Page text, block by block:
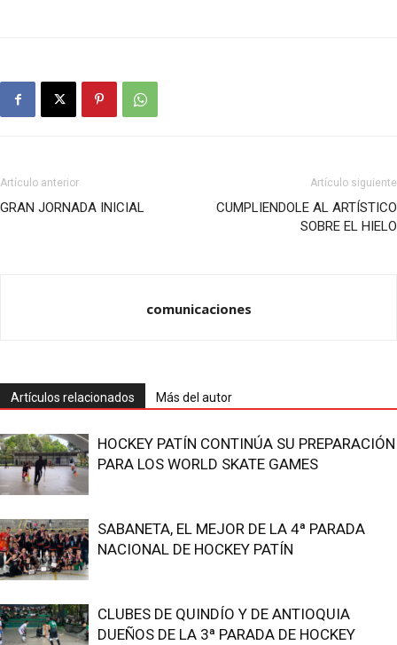
Artículo anterior
GRAN JORNADA INICIAL
Artículo siguiente
CUMPLIENDOLE AL ARTÍSTICO
SOBRE EL HIELO
comunicaciones
Artículos relacionados Más del autor
HOCKEY PATÍN CONTINÚA SU PREPARACIÓN
PARA LOS WORLD SKATE GAMES
SABANETA, EL MEJOR DE LA 4ª PARADA
NACIONAL DE HOCKEY PATÍN
CLUBES DE QUINDÍO Y DE ANTIOQUIA
DUEÑOS DE LA 3ª PARADA DE HOCKEY